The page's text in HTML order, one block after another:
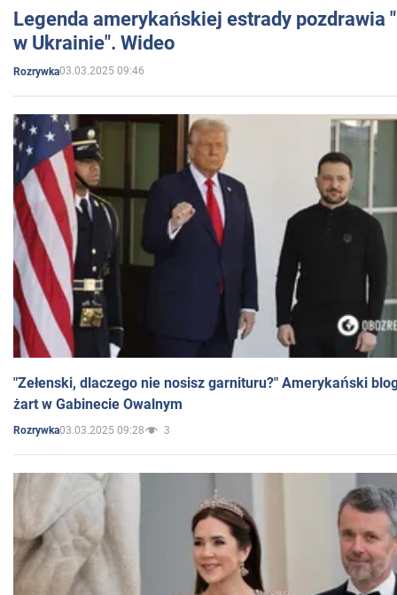
Legenda amerykańskiej estrady pozdrawia
w Ukrainie". Wideo
Rozrywka03.03.2025 09:46
"Zełenski, dlaczego nie nosisz garnituru?" Amerykański
żart w Gabinecie Owalnym
Rozrywka03.03.2025 09:28 3